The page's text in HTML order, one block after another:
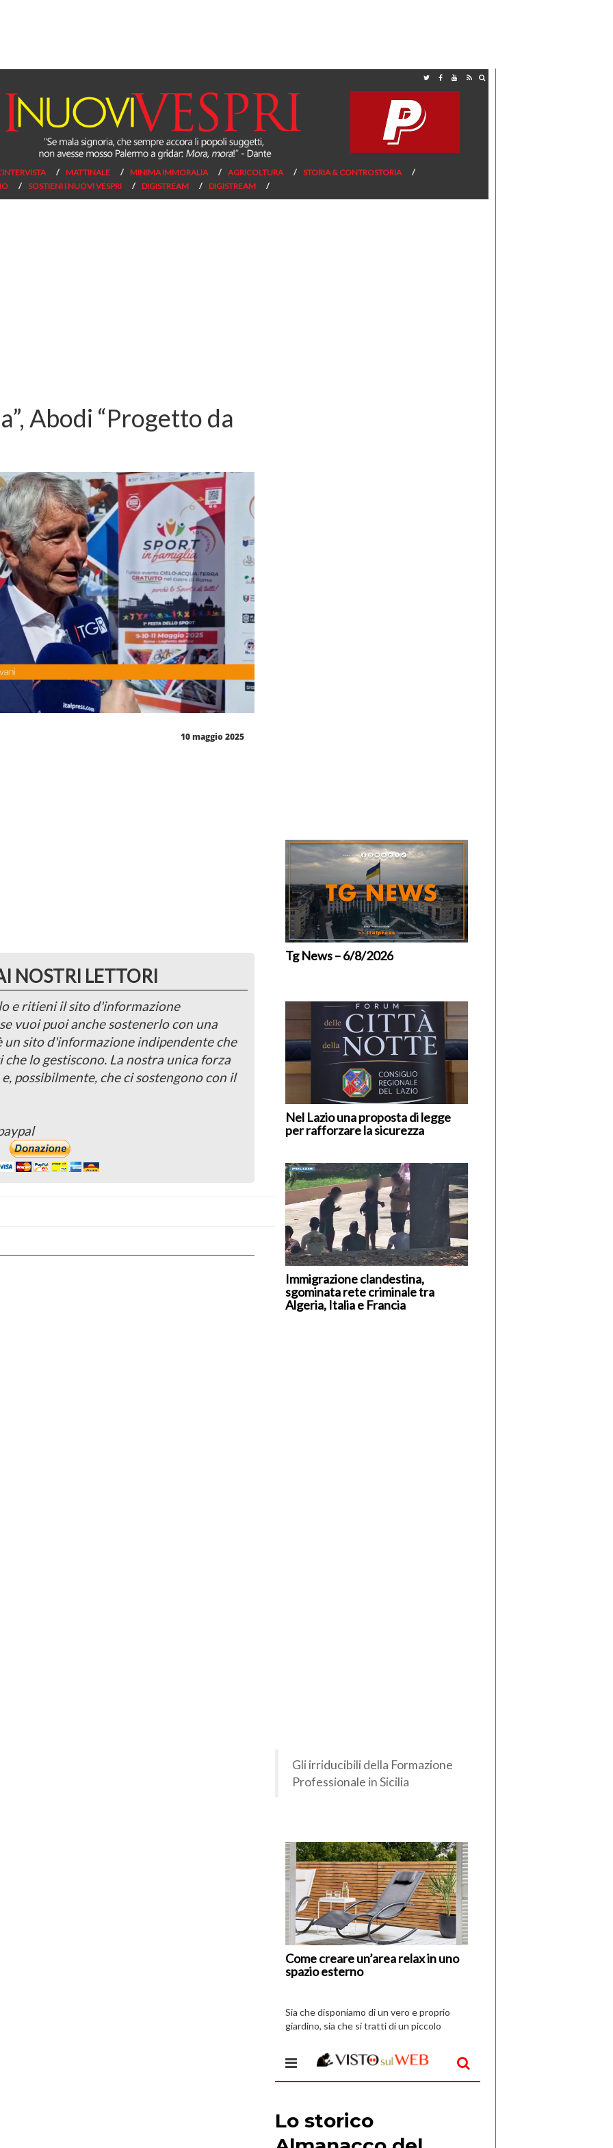
MATTINALE MINIMA IMMORALIA AGRICOLTURA
STORIA & CONTROSTORIA
SOSTIENI I NUOVI VESPRI DIGISTREAM DIGISTREAM
Abodi “Progetto da
10 maggio 2025
NOSTRI LETTORI
e ritieni il sito d'informazione
vuoi puoi anche sostenerlo con una
sito d'informazione indipendente che
lo gestiscono. La nostra unica forza
possibilmente, che ci sostengono con il
Tg News – 6/8/2026
Nel Lazio una proposta di legge
per rafforzare la sicurezza
Immigrazione clandestina,
sgominata rete criminale tra
Algeria, Italia e Francia
Gli irriducibili della Formazione
Professionale in Sicilia
Come creare un’area relax in uno
spazio esterno
di
I
Vespri
Sia che disponiamo di un vero e proprio
giardino, sia che si tratti di un piccolo